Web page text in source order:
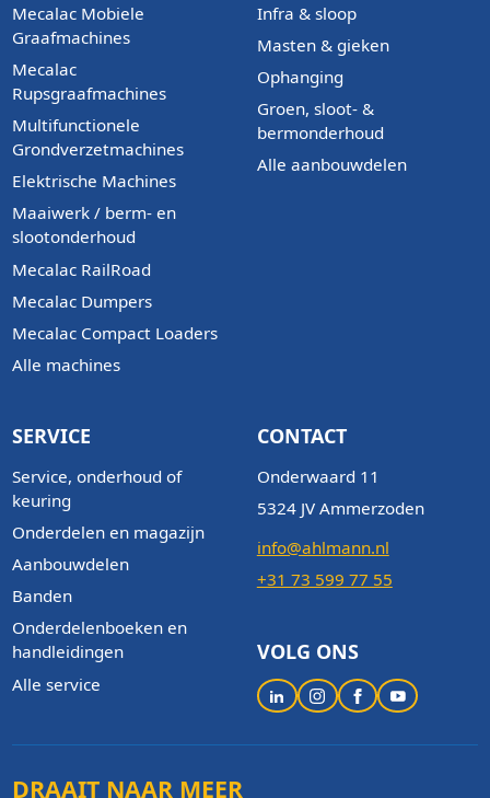
Mecalac Mobiele
Graafmachines
Mecalac
Rupsgraafmachines
Multifunctionele
Grondverzetmachines
Elektrische Machines
Maaiwerk / berm- en
slootonderhoud
Mecalac RailRoad
Mecalac Dumpers
Mecalac Compact Loaders
Alle machines
Infra & sloop
Masten & gieken
Ophanging
Groen, sloot- &
bermonderhoud
Alle aanbouwdelen
SERVICE
Service, onderhoud of
keuring
Onderdelen en magazijn
Aanbouwdelen
Banden
Onderdelenboeken en
handleidingen
Alle service
CONTACT
Onderwaard 11
5324 JV Ammerzoden
info@ahlmann.nl
+31 73 599 77 55
VOLG ONS
DRAAIT NAAR MEER